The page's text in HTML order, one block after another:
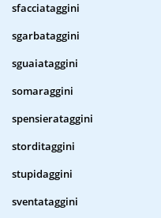
sfacciataggini
sgarbataggini
sguaiataggini
somaraggini
spensierataggini
storditaggini
stupidaggini
sventataggini